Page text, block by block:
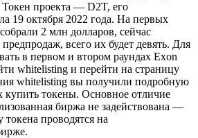
проекта — D2T, его
19 октября 2022 года. На первых
2 млн долларов, сейчас
всего их будет девять. Для
в первом и втором раундах Exon
whitelisting и перейти на страницу
whitelisting вы получили подробную
купить токены. Основное отличие
биржа не задействована —
токена проводятся на